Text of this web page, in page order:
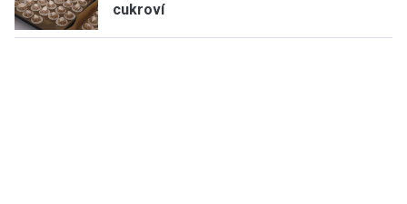
cukroví